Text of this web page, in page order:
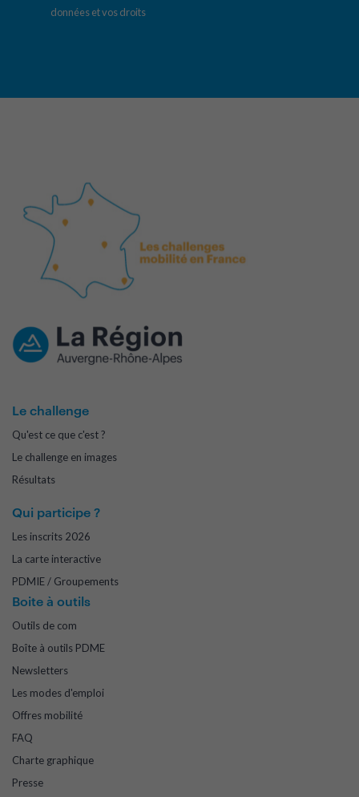
données et vos droits
Le challenge
Qu'est ce que c'est ?
Le challenge en images
Résultats
Qui participe ?
Les inscrits 2026
La carte interactive
PDMIE / Groupements
Boite à outils
Outils de com
Boîte à outils PDME
Newsletters
Les modes d'emploi
Offres mobilité
FAQ
Charte graphique
Presse